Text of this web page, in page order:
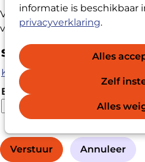
informatie is beschikbaar
privacyverklaring.
Alles
Zelf
Alles
Vul je e-mailadres in om een
verkrijgen.
Stap 1: Verkrijg een
Klik hier als je de
E-mailadres
Verstuur Annuleer